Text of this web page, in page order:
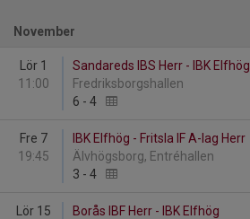
November
Lör 1
11:00
Sandareds IBS Herr - IBK Elfhög
Fredriksborgshallen
6 - 4
Fre 7
19:45
IBK Elfhög - Fritsla IF A-lag Herr
Älvhögsborg, Entréhallen
3 - 4
Lör 15
Borås IBF Herr - IBK Elfhög